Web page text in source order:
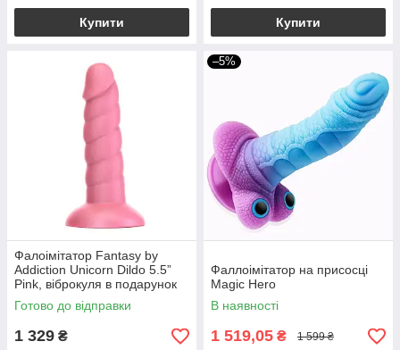
Купити Купити
Фалоімітатор Fantasy by
Addiction Unicorn Dildo 5.5”
Pink, віброкуля в подарунок
Готово до відправки
1 329 ₴
–5%
Фаллоімітатор на присосці
Magic Hero
В наявності
1 519,05 ₴ 1 599 ₴